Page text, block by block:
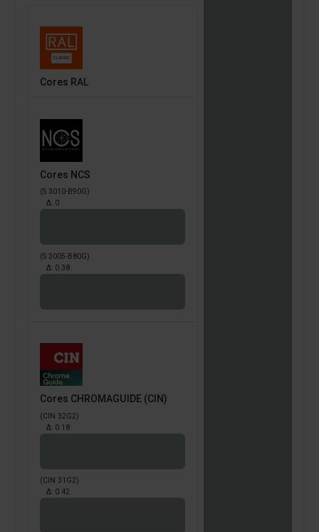
Cores RAL
Cores NCS
(S 3010-B90G)
Δ: 0
(S 3005-B80G)
Δ: 0.38
Cores CHROMAGUIDE (CIN)
(CIN 32G2)
Δ: 0.18
(CIN 31G2)
Δ: 0.42